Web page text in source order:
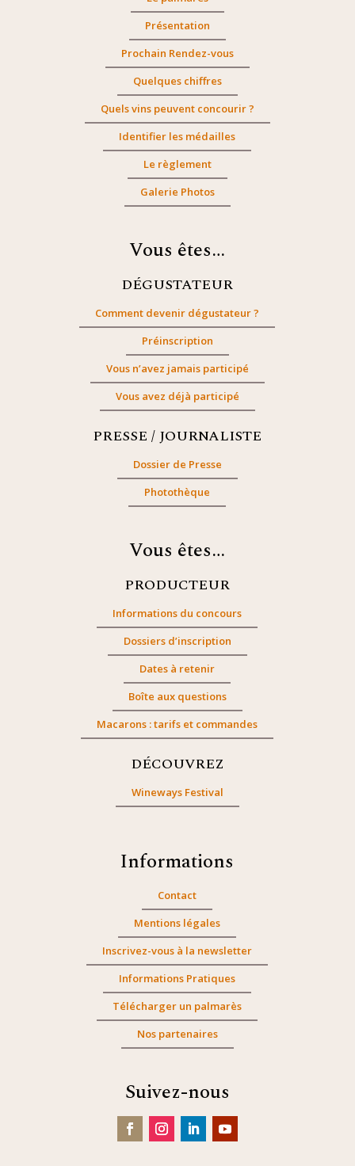
Présentation
Prochain Rendez-vous
Quelques chiffres
Quels vins peuvent concourir ?
Identifier les médailles
Le règlement
Galerie Photos
Vous êtes…
DÉGUSTATEUR
Comment devenir dégustateur ?
Préinscription
Vous n’avez jamais participé
Vous avez déjà participé
PRESSE / JOURNALISTE
Dossier de Presse
Photothèque
Vous êtes…
PRODUCTEUR
Informations du concours
Dossiers d’inscription
Dates à retenir
Boîte aux questions
Macarons : tarifs et commandes
DÉCOUVREZ
Wineways Festival
Informations
Contact
Mentions légales
Inscrivez-vous à la newsletter
Informations Pratiques
Télécharger un palmarès
Nos partenaires
Suivez-nous